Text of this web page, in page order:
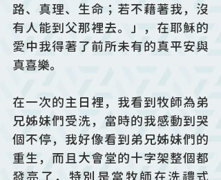
路、真理、生命；若不藉著我，沒
有人能到父那裡去。」，在耶穌的
愛中我得著了前所未有的真平安與
真喜樂。
在一次的主日裡，我看到牧師為弟
兄姊妹們受洗，當時的我感動到哭
個不停，我好像看到弟兄姊妹們的
重生，而且大會堂的十字架整個都